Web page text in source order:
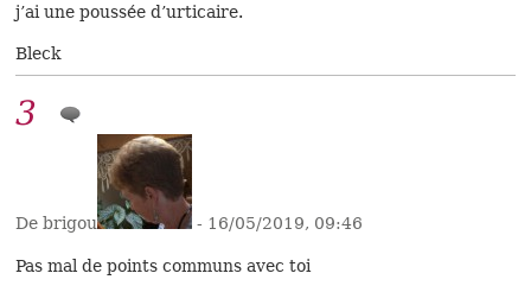
j’ai une poussée d’urticaire.
Bleck
3
De brigou - 16/05/2019, 09:46
Pas mal de points communs avec toi